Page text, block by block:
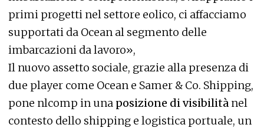
primi progetti nel settore eolico, ci affacciamo
supportati da Ocean al segmento delle
imbarcazioni da lavoro»,
Il nuovo assetto sociale, grazie alla presenza di
due player come Ocean e Samer & Co. Shipping,
pone nlcomp in una posizione di visibilità nel
contesto dello shipping e logistica portuale, un